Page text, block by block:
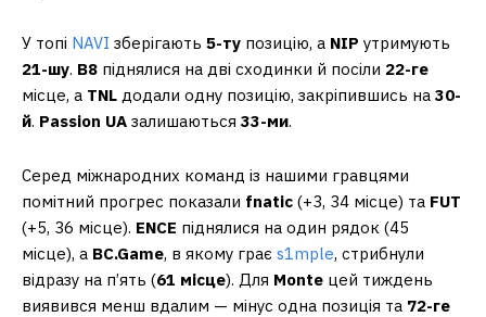
У топі NAVI зберігають 5-ту позицію, а NIP утримують
21-шу. B8 піднялися на дві сходинки й посіли 22-ге
місце, а TNL додали одну позицію, закріпившись на 30-
й. Passion UA залишаються 33-ми.
Серед міжнародних команд із нашими гравцями
помітний прогрес показали fnatic (+3, 34 місце) та FUT
(+5, 36 місце). ENCE піднялися на один рядок (45
місце), а BC.Game, в якому грає s1mple, стрибнули
відразу на п’ять (61 місце). Для Monte цей тиждень
виявився менш вдалим — мінус одна позиція та 72-ге